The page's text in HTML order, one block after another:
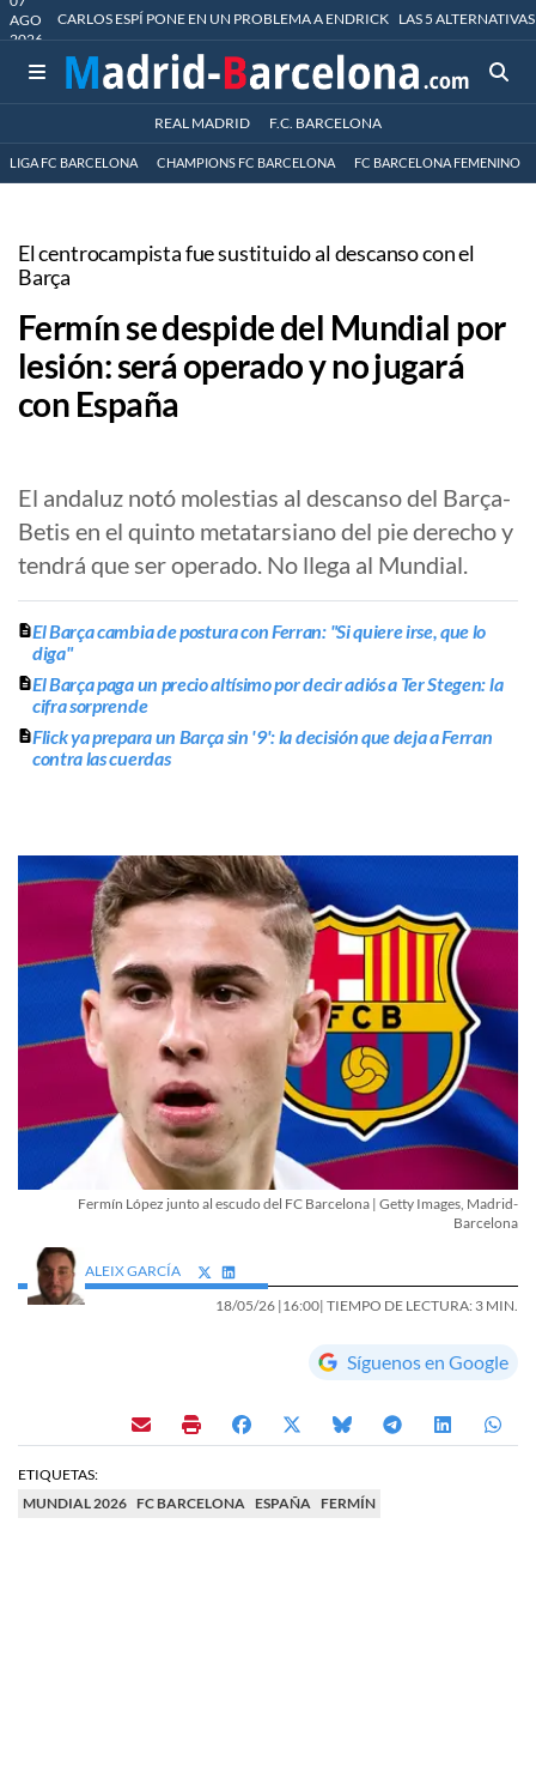
AGO
2026
CARLOS ESPÍ PONE EN UN PROBLEMA A ENDRICK LAS 5
REAL MADRID F.C. BARCELONA
LIGA FC BARCELONA CHAMPIONS FC BARCELONA FC BARCELONA FEMENINO
El centrocampista fue sustituido al descanso con el
Barça
Fermín se despide del Mundial por
lesión: será operado y no jugará
con España
El andaluz notó molestias al descanso del Barça-
Betis en el quinto metatarsiano del pie derecho y
tendrá que ser operado. No llega al Mundial.
El Barça cambia de postura con Ferran: "Si quiere irse, que lo
diga"
El Barça paga un precio altísimo por decir adiós a Ter Stegen: la
cifra sorprende
Flick ya prepara un Barça sin '9': la decisión que deja a Ferran
contra las cuerdas
Fermín López junto al escudo del FC Barcelona | Getty Images, Madrid-
Barcelona
ALEIX GARCÍA
18/05/26 |16:00| TIEMPO DE LECTURA: 3 MIN.
Síguenos en Google
ETIQUETAS:
MUNDIAL 2026 FC BARCELONA ESPAÑA FERMÍN